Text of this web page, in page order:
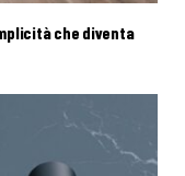
che diventa